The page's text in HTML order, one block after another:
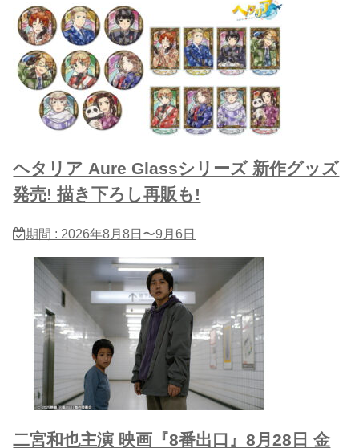
ヘタリア Aure Glassシリーズ 新作グッズ
発売! 描き下ろし再販も!
期間 : 2026年8月8日〜9月6日
二宮和也主演 映画『8番出口』8月28日 金